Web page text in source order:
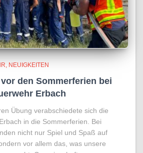
NEUIGKEITEN
den Sommerferien bei
Erbach
Übung verabschiedete sich die
in die Sommerferien. Bei
nicht nur Spiel und Spaß auf
vor allem das, was unsere